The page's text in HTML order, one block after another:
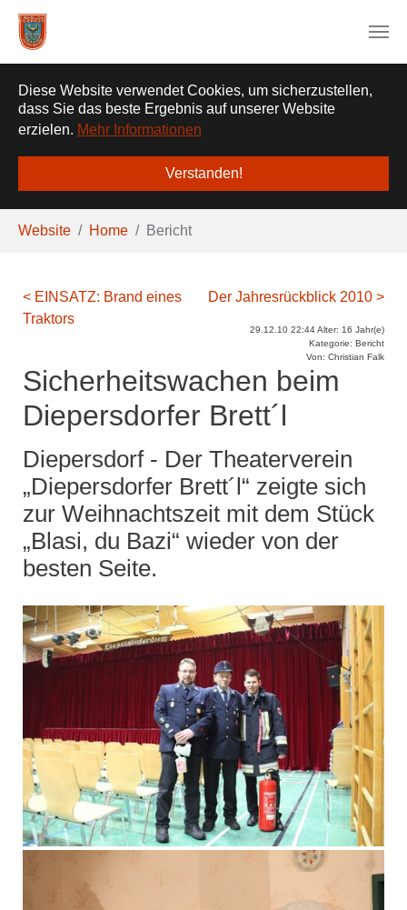
Diese Website verwendet Cookies, um sicherzustellen,
dass Sie das beste Ergebnis auf unserer Website
erzielen. Mehr Informationen
Verstanden!
Sie sind hier:
Website Home Bericht
Der Jahresrückblick 2010 >
< EINSATZ: Brand eines
Traktors
29.12.10 22:44 Alter: 16 Jahr(e)
Kategorie: Bericht
Von: Christian Falk
Sicherheitswachen beim
Diepersdorfer Brett´l
Diepersdorf - Der Theaterverein
„Diepersdorfer Brett´l“ zeigte sich
zur Weihnachtszeit mit dem Stück
„Blasi, du Bazi“ wieder von der
besten Seite.